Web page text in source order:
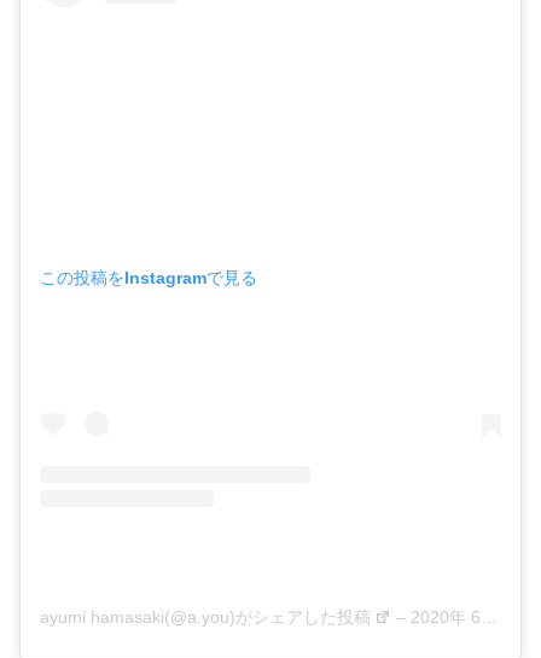
この投稿をInstagramで見る
ayumi hamasaki(@a.you)がシェアした投稿 – 2020年 6月月27日午前3時04分PDT